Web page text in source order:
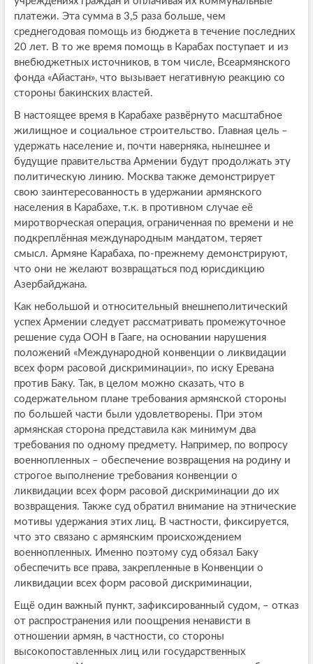
платежи. Эта сумма в 3,5 раза больше, чем
среднегодовая помощь из бюджета в течение последних
20 лет. В то же время помощь в Карабах поступает и из
внебюджетных источников, в том числе, Всеармянского
фонда «Айастан», что вызывает негативную реакцию со
стороны бакинских властей.
В настоящее время в Карабахе развёрнуто масштабное
жилищное и социальное строительство. Главная цель –
удержать население и, почти наверняка, нынешнее и
будущие правительства Армении будут продолжать эту
политическую линию. Москва также демонстрирует
свою заинтересованность в удержании армянского
населения в Карабахе, т.к. в противном случае её
миротворческая операция, ограниченная по времени и не
подкреплённая международным мандатом, теряет
смысл. Армяне Карабаха, по-прежнему демонстрируют,
что они не желают возвращаться под юрисдикцию
Азербайджана.
Как небольшой и относительный внешнеполитический
успех Армении следует рассматривать промежуточное
решение суда ООН в Гааге, на основании нарушения
положений «Международной конвенции о ликвидации
всех форм расовой дискриминации», по иску Еревана
против Баку. Так, в целом можно сказать, что в
содержательном плане требования армянской стороны
по большей части были удовлетворены. При этом
армянская сторона представила как минимум два
требования по одному предмету. Например, по вопросу
военнопленных – обеспечение возвращения на родину и
строгое выполнение требования конвенции о
ликвидации всех форм расовой дискриминации до их
возвращения. Также суд обратил внимание на этнические
мотивы удержания этих лиц. В частности, фиксируется,
что это связано с армянским происхождением
военнопленных. Именно поэтому суд обязал Баку
обеспечить все права, закрепленные в Конвенции о
ликвидации всех форм расовой дискриминации,
Ещё один важный пункт, зафиксированный судом, – отказ
от распространения или поощрения ненависти в
отношении армян, в частности, со стороны
высокопоставленных лиц или государственных